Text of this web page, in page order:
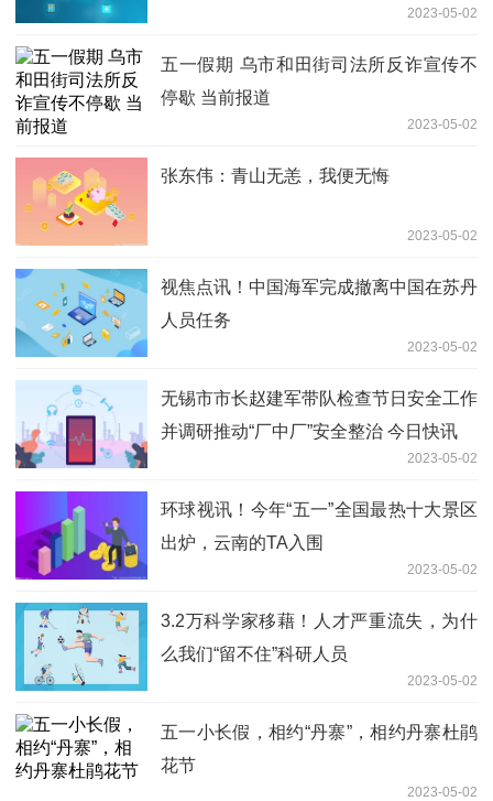
2023-05-02
五一假期 乌市和田街司法所反诈宣传不
停歇 当前报道
2023-05-02
张东伟：青山无恙，我便无悔
2023-05-02
视焦点讯！中国海军完成撤离中国在苏丹
人员任务
2023-05-02
无锡市市长赵建军带队检查节日安全工作
并调研推动“厂中厂”安全整治 今日快讯
2023-05-02
环球视讯！今年“五一”全国最热十大景区
出炉，云南的TA入围
2023-05-02
3.2万科学家移藉！人才严重流失，为什
么我们“留不住”科研人员
2023-05-02
五一小长假，相约“丹寨”，相约丹寨杜鹃
花节
2023-05-02